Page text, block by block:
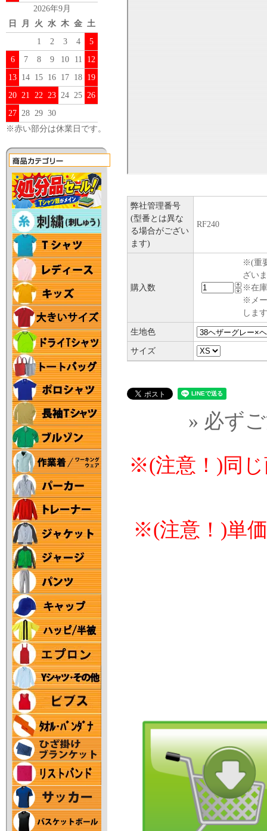
2026年9月
日
月 火 水 木 金 土
1
2 3 4
5
6
7 8 9 10 11
12
13 14 15 16 17 18 19
20 21 22 23 24 25 26
27 28 29 30
※赤い部分は休業日です。
弊社管理番号
(型番とは異な
る場合がござい
ます)
RF240
購入数
※(重
ざい
※在庫
※メー
しま
生地色
サイズ
» 必ず
※(注意！)同
※(注意！)単